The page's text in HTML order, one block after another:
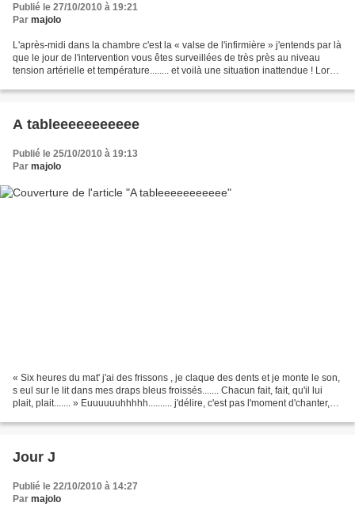
Publié le 27/10/2010 à 19:21
Par majolo
L'après-midi dans la chambre c'est la « valse de l'infirmière » j'entends par là
que le jour de l'intervention vous êtes surveillées de très près au niveau
tension artérielle et température........ et voilà une situation inattendue ! Lors
A tableeeeeeeeeee
Publié le 25/10/2010 à 19:13
Par majolo
« Six heures du mat' j'ai des frissons , je claque des dents et je monte le son,
s eul sur le lit dans mes draps bleus froissés....... Chacun fait, fait, qu'il lui
plait, plait....... » Euuuuuuhhhhh.......... j'délire, c'est pas l'moment d'chanter,
Jour J
Publié le 22/10/2010 à 14:27
Par majolo